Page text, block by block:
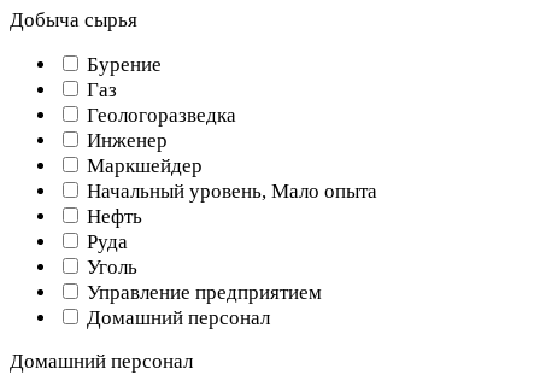
Добыча сырья
Бурение
Газ
Геологоразведка
Инженер
Маркшейдер
Начальный уровень, Мало опыта
Нефть
Руда
Уголь
Управление предприятием
Домашний персонал
Домашний персонал